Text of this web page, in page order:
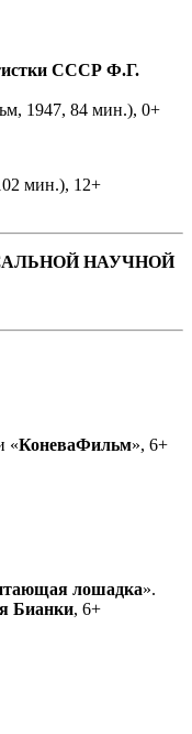
СССР Ф.Г.
1947, 84 мин.), 0+
мин.), 12+
НАУЧНОЙ
«КоневаФильм», 6+
лошадка».
Бианки, 6+